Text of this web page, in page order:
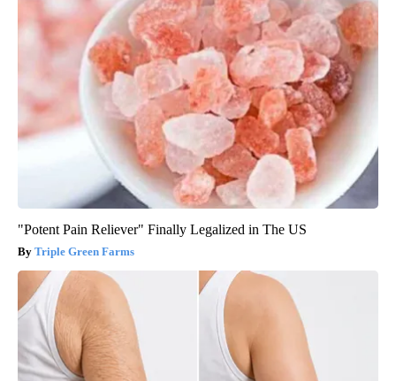
"Potent Pain Reliever" Finally Legalized in The US
Triple Green Farms